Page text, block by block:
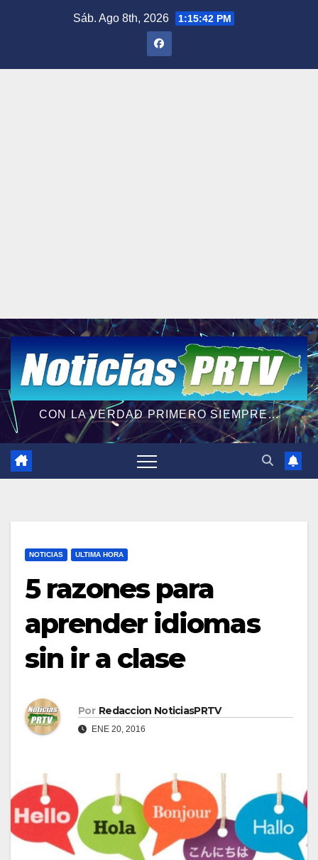
Sáb. Ago 8th, 2026 1:15:43 PM
CON LA VERDAD PRIMERO SIEMPRE...
NOTICIAS ULTIMA HORA
5 razones para
aprender idiomas
sin ir a clase
Por Redaccion NoticiasPRTV
ENE 20, 2016